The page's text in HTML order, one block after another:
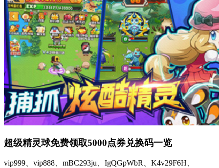
超级精灵球免费领取5000点券兑换码一览
vip999、vip888、mBC293ju、IgQGpWbR、K4v29F6H、